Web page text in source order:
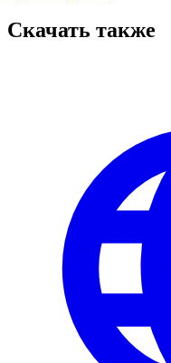
Скачать также